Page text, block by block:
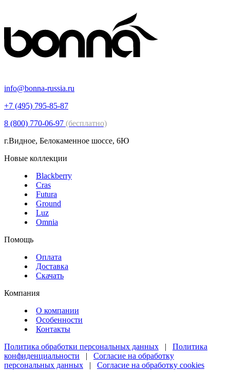
info@bonna-russia.ru
+7 (495) 795-85-87
8 (800) 770-06-97 (бесплатно)
г.Видное, Белокаменное шоссе, 6Ю
Новые коллекции
Blackberry
Cras
Futura
Ground
Luz
Omnia
Помощь
Оплата
Доставка
Скачать
Компания
О компании
Особенности
Контакты
Политика обработки персональных данных | Политика
конфиденциальности | Согласие на обработку
персональных данных | Согласие на обработку cookies